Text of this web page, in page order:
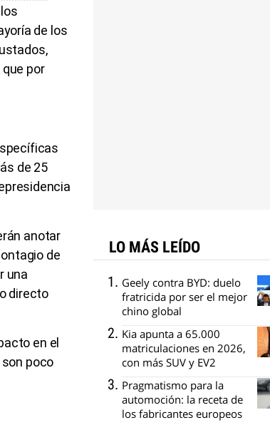
de los
por
de 25
anotar
de
una
directo
en el
poco
LO MÁS LEÍDO
Geely contra BYD: duelo
fratricida por ser el mejor
chino global
Kia apunta a 65.000
matriculaciones en 2026,
con más SUV y EV2
Pragmatismo para la
automoción: la receta de
los fabricantes europeos